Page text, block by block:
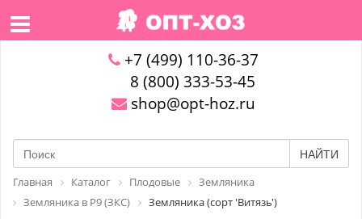
+7 (499) 110-36-37
8 (800) 333-53-45
shop@opt-hoz.ru
НАЙТИ
Главная Каталог Плодовые
Земляника
Земляника в P9 (ЗКС)
Земляника (сорт 'Витязь')